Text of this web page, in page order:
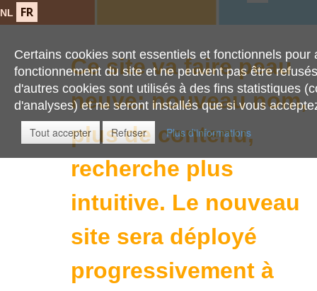
NL FR
Certains cookies sont essentiels et fonctionnels pour
fonctionnement du site et ne peuvent pas être
d'autres cookies sont utilisés à des fins statistiques
d'analyses) et ne seront installés que si vous
Tout accepter
Refuser Plus d'informations
Ce site va faire peau
neuve: nouveau nom,
plus de contenu,
recherche plus
intuitive. Le nouveau
site sera déployé
progressivement à